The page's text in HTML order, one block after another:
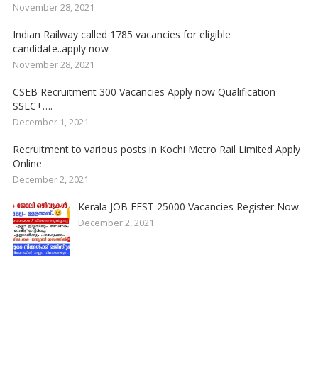
November 28, 2021
Indian Railway called 1785 vacancies for eligible
candidate..apply now
November 28, 2021
CSEB Recruitment 300 Vacancies Apply now Qualification
SSLC+….
December 1, 2021
Recruitment to various posts in Kochi Metro Rail Limited Apply
Online
December 2, 2021
Kerala JOB FEST 25000 Vacancies Register Now
December 2, 2021